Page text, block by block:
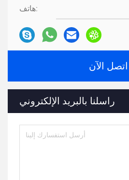
هاتف:
اتصل الآن
راسلنا بالبريد الإلكتروني